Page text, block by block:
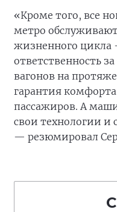
«Кроме того, все
метро
жизненного цикла
ответственность
вагонов на
гарантия
пассажиров. А
свои технологии и
— резюмировал